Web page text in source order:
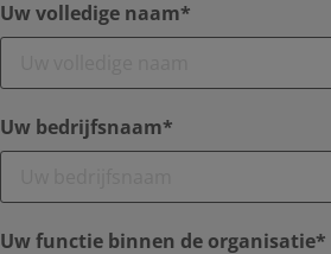
Uw volledige naam*
Uw bedrijfsnaam*
Uw functie binnen de organisatie*